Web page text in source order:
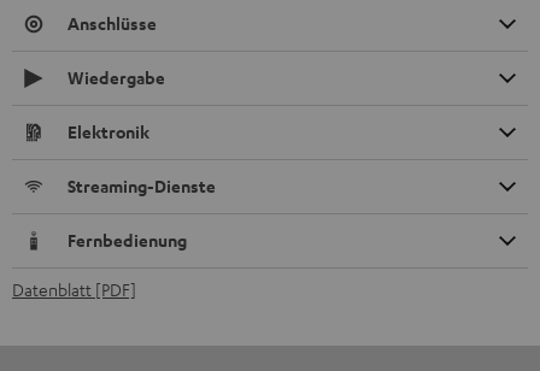
Anschlüsse
Wiedergabe
Elektronik
Streaming-Dienste
Fernbedienung
Datenblatt [PDF]